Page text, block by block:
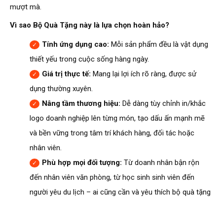
mượt mà.
Vì sao Bộ Quà Tặng này là lựa chọn hoàn hảo?
Tính ứng dụng cao: Mỗi sản phẩm đều là vật dụng
thiết yếu trong cuộc sống hàng ngày.
Giá trị thực tế: Mang lại lợi ích rõ ràng, được sử
dụng thường xuyên.
Nâng tầm thương hiệu: Dễ dàng tùy chỉnh in/khắc
logo doanh nghiệp lên từng món, tạo dấu ấn mạnh mẽ
và bền vững trong tâm trí khách hàng, đối tác hoặc
nhân viên.
Phù hợp mọi đối tượng: Từ doanh nhân bận rộn
đến nhân viên văn phòng, từ học sinh sinh viên đến
người yêu du lịch – ai cũng cần và yêu thích bộ quà tặng